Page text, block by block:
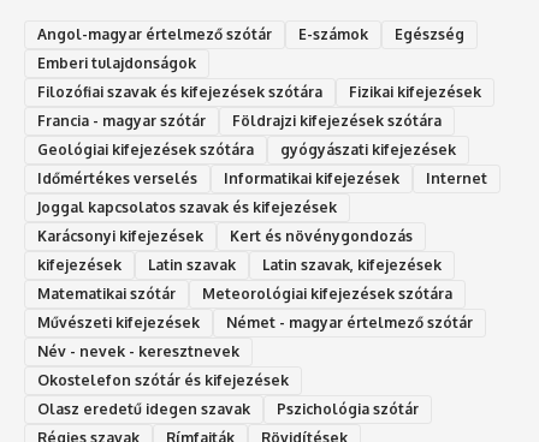
Angol-magyar értelmező szótár E-számok
Egészség
Emberi tulajdonságok
Filozófiai szavak és kifejezések szótára
Fizikai kifejezések
Francia - magyar szótár
Földrajzi kifejezések szótára
Geológiai kifejezések szótára
gyógyászati kifejezések
Időmértékes verselés
Informatikai kifejezések
Internet
Joggal kapcsolatos szavak és kifejezések
Karácsonyi kifejezések
Kert és növénygondozás
kifejezések
Latin szavak
Latin szavak, kifejezések
Matematikai szótár
Meteorológiai kifejezések szótára
Művészeti kifejezések
Német - magyar értelmező szótár
Név - nevek - keresztnevek
Okostelefon szótár és kifejezések
Olasz eredetű idegen szavak
Ps‮gólohciz‬ia s‮átóz‬r
Régies szavak
Rímfajták Rövidítések